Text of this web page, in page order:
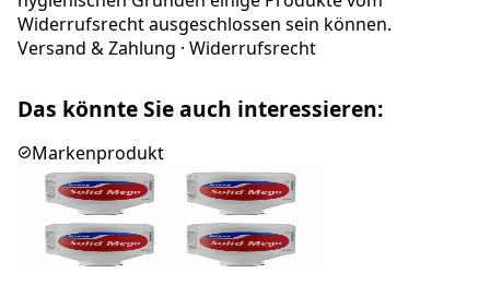
Widerrufsrecht ausgeschlossen sein können.
Versand & Zahlung · Widerrufsrecht
Das könnte Sie auch interessieren:
Markenprodukt